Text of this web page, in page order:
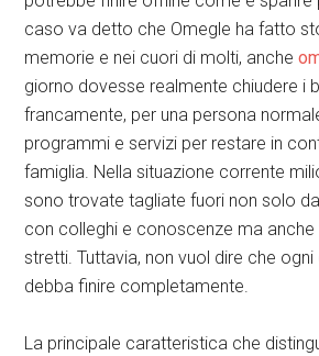
caso va detto che Omegle ha fatto
memorie e nei cuori di molti, anche
giorno dovesse realmente chiudere i
francamente, per una persona
programmi e servizi per restare in
famiglia. Nella situazione corrente
sono trovate tagliate fuori non solo
con colleghi e conoscenze ma
stretti. Tuttavia, non vuol dire che
debba finire completamente.
La principale caratteristica che